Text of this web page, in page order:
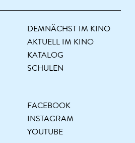
DEMNÄCHST IM KINO
AKTUELL IM KINO
KATALOG
SCHULEN
FACEBOOK
INSTAGRAM
YOUTUBE